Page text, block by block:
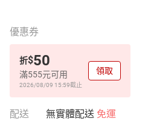
優惠券
折$50
滿555元可用
2026/08/09 15:59截止
領取
配送 無實體配送 免運